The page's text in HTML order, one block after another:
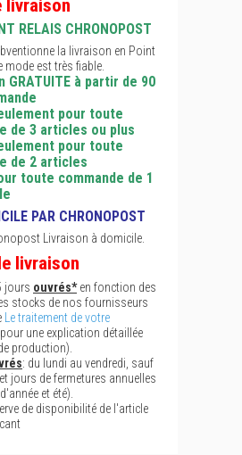
livraison
RELAIS CHRONOPOST
la livraison en Point
mode est très fiable.
GRATUITE à partir de 90
pour toute
de 3 articles ou plus
pour toute
de 2 articles
toute commande de 1
PAR CHRONOPOST
Livraison à domicile.
livraison
jours ouvrés*en fonction des
stocks de nos fournisseurs
Le traitement de votre
pour une explication détaillée
production).
: du lundi au vendredi, sauf
jours de fermetures annuelles
et été).
de disponibilité de l'article